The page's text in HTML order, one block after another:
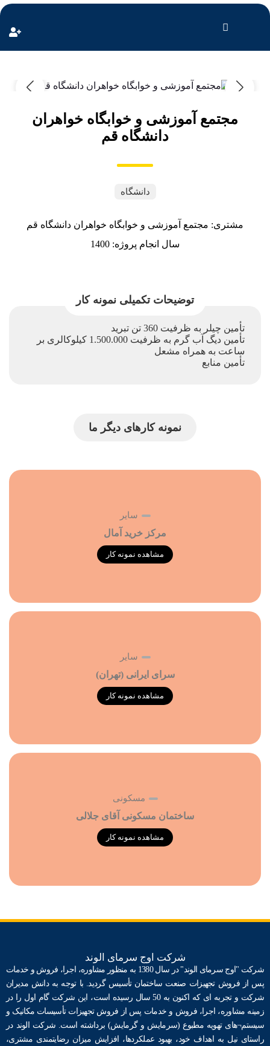
مجتمع آموزشی و خوابگاه خواهران
دانشگاه قم
دانشگاه
مشتری: مجتمع آموزشی و خوابگاه خواهران دانشگاه قم
سال انجام پروژه: 1400
توضیحات تکمیلی نمونه کار
ﺗﺄمین چیلر به ظرفیت 360 تن تبرید
ﺗﺄمین دیگ آب گرم به ظرفیت 1.500.000 کیلوکالری بر
ساعت به همراه مشعل
ﺗﺄمین منابع
نمونه کارهای دیگر ما
سایر
مرکز خرید آمال
مشاهده نمونه کار
سایر
سرای ایرانی (تهران)
مشاهده نمونه کار
مسکونی
ساختمان مسکونی آقای جلالی
مشاهده نمونه کار
شرکت اوج سرمای الوند
شرکت "اوج سرمای الوند" در سال 1380 به منظور مشاوره، اجرا، فروش و خدمات
پس از فروش تجهیزات صنعت ساختمان ﺗﺄسیس گردید. با توجه به دانش مدیران
شرکت و تجربه ای که اکنون به 50 سال رسیده است، این شرکت گام اول را در
زمینه مشاوره، اجرا، فروش و خدمات پس از فروش تجهیزات ﺗﺄسیسات مکانیک و
سیستم¬های تهویه مطبوع (سرمایش و گرمایش) برداشته است. شرکت الوند در
راستای نیل به اهداف خود، بهبود عملکردها، افزایش میزان رضایتمندی مشتری،